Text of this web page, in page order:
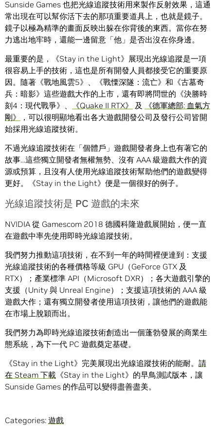
Sunside Games 也把光線追蹤技術用來製作反射效果，這通
常出現在可以幫你活下去的那項重要道具上，也就是鏡子。
鏡子以極為精準的畫面反映出躲在你背後的東西。當你在努
力逃出地牢時，還能一邊留意「他」是否出沒在你身邊。
最重要的是，《Stay in the Light》展現出光線追蹤是一項
很容易上手的技術，這也是所有開發人員都接受它的重要原
因。隨著《戰地風雲5》、《戰慄深隧：流亡》和《古墓奇
兵：暗影》這些遊戲大作的上市，還有即將問世的《決勝時
刻4：現代戰爭》、
《Quake II RTX》 及
《德軍總部: 血氣方
剛》
，可以很明顯地看出各大遊戲開發公司及發行公司皆開
始採用光線追蹤技術。
不過光線追蹤技術在「個體戶」遊戲開發者身上也有著它的
故事…這些獨立開發者無權無勢、沒有 AAA 級遊戲大作的資
源或預算，且沒有人使用光線追蹤技術幫助他們的遊戲變得
更好。《Stay in the Light》便是一個很好的例子。
光線追蹤技術是 PC 遊戲的未來
NVIDIA 從 Gamescom 2018 德國科隆遊戲展開始，便一直
在遊戲中率先使用即時光線追蹤技術。
我們努力推動這項技術，在不到一年的時間裡便達到：支援
光線追蹤技術的各種價格等級 GPU（GeForce GTX 及
RTX）；產業標準 API（Microsoft DXR）；各大遊戲引擎的
支援（Unity 與 Unreal Engine）；支援這項技術的 AAA 級
遊戲大作；還有獨立開發者使用這項技術，讓他們的遊戲能
在市場上脫穎而出。
我們努力為即時光線追蹤技術創造出一個蓬勃發展的商業生
態系統，為下一代 PC 遊戲奠定基礎。
《Stay in the Light》完美展現出光線追蹤技術的能耐。 請
在 Steam 下載 《Stay in the Light》的早鳥測試版本，讓
Sunside Games 的作品可以變得盡善盡美。
Categories: 遊戲